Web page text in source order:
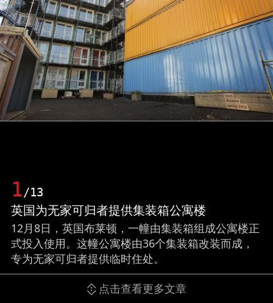
1/13
英国为无家可归者提供集装箱公寓楼
12月8日，英国布莱顿，一幢由集装箱组成公寓楼正
式投入使用。这幢公寓楼由36个集装箱改装而成，
专为无家可归者提供临时住处。
点击查看更多文章